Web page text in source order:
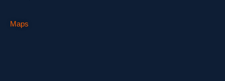
Maps